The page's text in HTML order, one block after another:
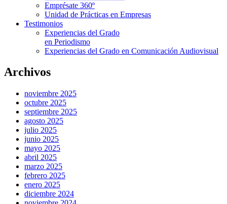
Emprésate 360º
Unidad de Prácticas en Empresas
Testimonios
Experiencias del Grado
en Periodismo
Experiencias del Grado en Comunicación Audiovisual
Archivos
noviembre 2025
octubre 2025
septiembre 2025
agosto 2025
julio 2025
junio 2025
mayo 2025
abril 2025
marzo 2025
febrero 2025
enero 2025
diciembre 2024